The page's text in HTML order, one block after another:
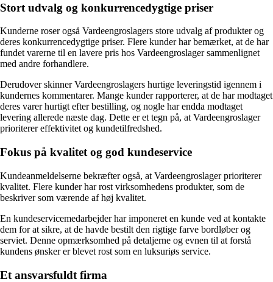
Stort udvalg og konkurrencedygtige priser
Kunderne roser også Vardeengroslagers store udvalg af produkter og
deres konkurrencedygtige priser. Flere kunder har bemærket, at de har
fundet varerne til en lavere pris hos Vardeengroslager sammenlignet
med andre forhandlere.
Derudover skinner Vardeengroslagers hurtige leveringstid igennem i
kundernes kommentarer. Mange kunder rapporterer, at de har modtaget
deres varer hurtigt efter bestilling, og nogle har endda modtaget
levering allerede næste dag. Dette er et tegn på, at Vardeengroslager
prioriterer effektivitet og kundetilfredshed.
Fokus på kvalitet og god kundeservice
Kundeanmeldelserne bekræfter også, at Vardeengroslager prioriterer
kvalitet. Flere kunder har rost virksomhedens produkter, som de
beskriver som værende af høj kvalitet.
En kundeservicemedarbejder har imponeret en kunde ved at kontakte
dem for at sikre, at de havde bestilt den rigtige farve bordløber og
serviet. Denne opmærksomhed på detaljerne og evnen til at forstå
kundens ønsker er blevet rost som en luksuriøs service.
Et ansvarsfuldt firma